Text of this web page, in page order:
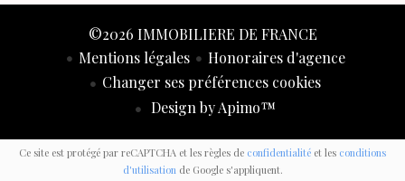
©2026 IMMOBILIERE DE FRANCE
Mentions légales
Honoraires d'agence
Changer ses préférences cookies
Design byApimo™
Ce site est protégé par reCAPTCHA et les règles de confidentialité et les conditions
d'utilisationde Google s'appliquent.